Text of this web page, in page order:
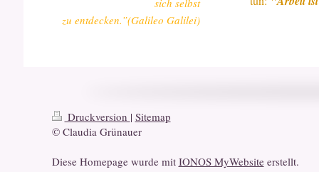
zu entdecken.”(Galileo Galilei)
Druckversion | Sitemap
© Claudia Grünauer
Diese Homepage wurde mit IONOS MyWebsiteerstellt.